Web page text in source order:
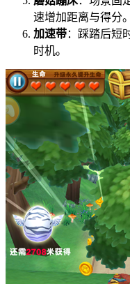
速增加距离与得分。
加速带：踩踏后短
时机。